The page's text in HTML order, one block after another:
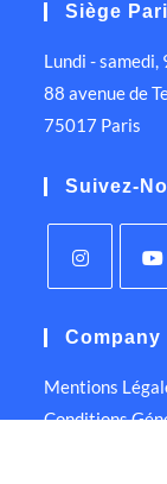
Siège
Lundi -
88 avenue de
75017 Paris
Suivez-
Company
Mentions
Conditions